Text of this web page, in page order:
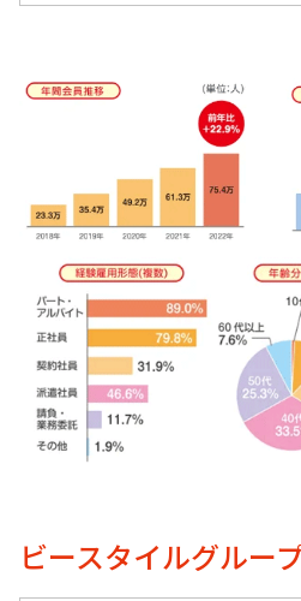
ビースタイルグルー